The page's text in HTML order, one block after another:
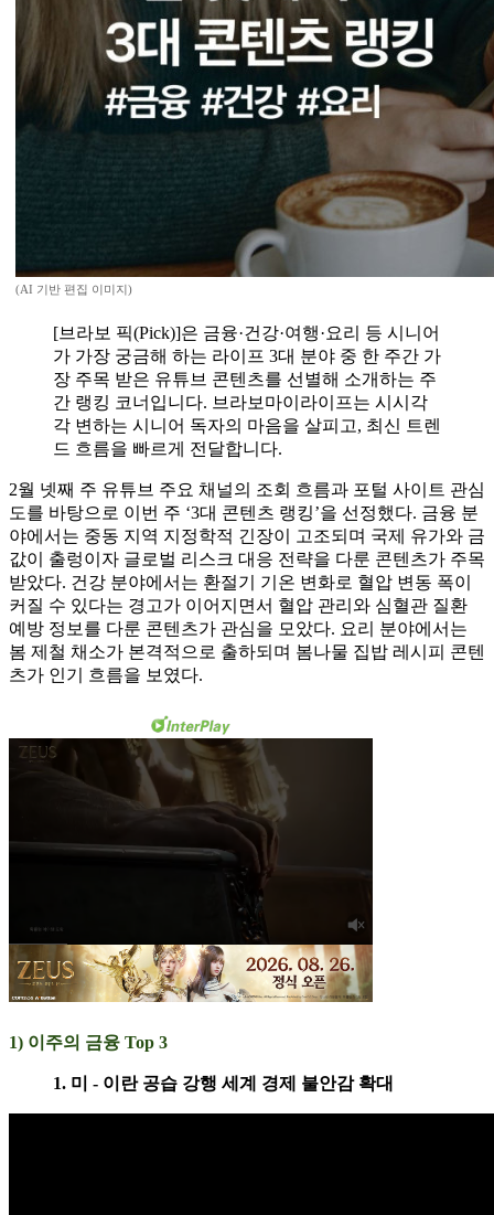
(AI 기반 편집 이미지)
[브라보 픽(Pick)]은 금융·건강·여행·요리 등 시니어
가 가장 궁금해 하는 라이프 3대 분야 중 한 주간 가
장 주목 받은 유튜브 콘텐츠를 선별해 소개하는 주
간 랭킹 코너입니다. 브라보마이라이프는 시시각
각 변하는 시니어 독자의 마음을 살피고, 최신 트렌
드 흐름을 빠르게 전달합니다.
2월 넷째 주 유튜브 주요 채널의 조회 흐름과 포털 사이트 관심
도를 바탕으로 이번 주 ‘3대 콘텐츠 랭킹’을 선정했다. 금융 분
야에서는 중동 지역 지정학적 긴장이 고조되며 국제 유가와 금
값이 출렁이자 글로벌 리스크 대응 전략을 다룬 콘텐츠가 주목
받았다. 건강 분야에서는 환절기 기온 변화로 혈압 변동 폭이
커질 수 있다는 경고가 이어지면서 혈압 관리와 심혈관 질환
예방 정보를 다룬 콘텐츠가 관심을 모았다. 요리 분야에서는
봄 제철 채소가 본격적으로 출하되며 봄나물 집밥 레시피 콘텐
츠가 인기 흐름을 보였다.
1) 이주의 금융 Top 3
1. 미 - 이란 공습 강행 세계 경제 불안감 확대